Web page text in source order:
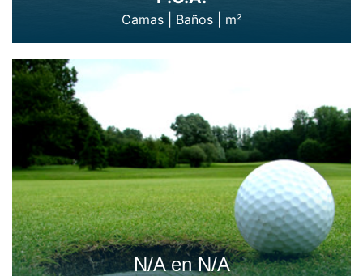
Camas| Baños| m²
N/A en N/A